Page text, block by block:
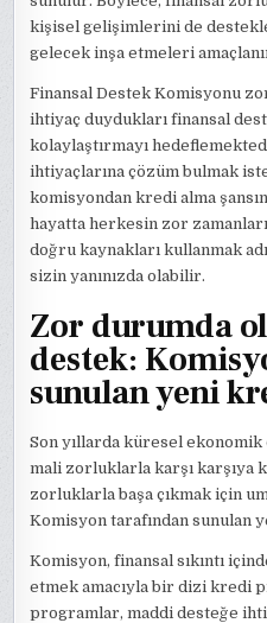
kişisel gelişimlerini de
gelecek inşa etmeleri
Finansal Destek Komisyonu
ihtiyaç duydukları finansal
kolaylaştırmayı
ihtiyaçlarına çözüm bulmak
komisyondan kredi alma
hayatta herkesin zor
doğru kaynakları kullanmak
sizin yanınızda olabilir.
Zor durumda
destek:
sunulan yeni
Son yıllarda küresel
mali zorluklarla karşı karşıya
zorluklarla başa çıkmak için
Komisyon tarafından sunulan
Komisyon, finansal sıkıntı
etmek amacıyla bir dizi kredi
programlar, maddi desteğe